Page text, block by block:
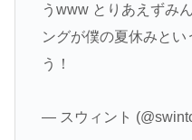
うwww とりあえずみ
ングが僕の夏休みとい
う！
— スウィント